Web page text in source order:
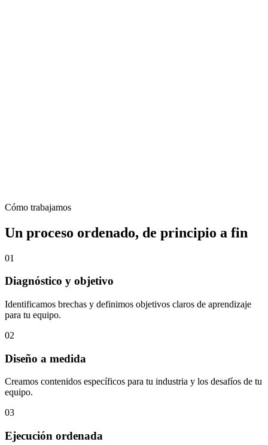
Cómo trabajamos
Un proceso ordenado, de principio a fin
01
Diagnóstico y objetivo
Identificamos brechas y definimos objetivos claros de aprendizaje
para tu equipo.
02
Diseño a medida
Creamos contenidos específicos para tu industria y los desafíos de tu
equipo.
03
Ejecución ordenada